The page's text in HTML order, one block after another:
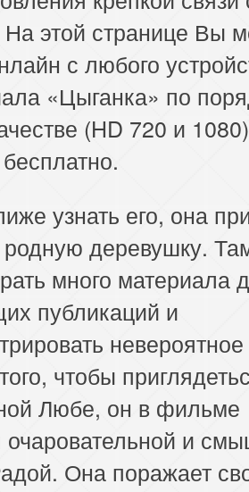
этой странице Вы
с любого
«Цыганка» по
(HD 720 и 1080)
узнать его, она
родную деревушку.
много материала
публикаций и
чтобы
Любе, он в фильме
очаровательной и
Она поражает